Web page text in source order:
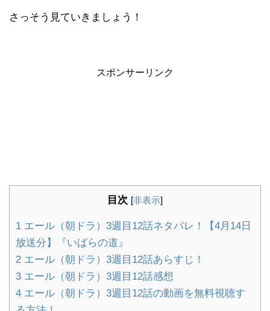
さっそう見ていきましょう！
スポンサーリンク
目次 [非表示]
1 エール（朝ドラ）3週目12話ネタバレ！【4月14日
放送分】『いばらの道』
2 エール（朝ドラ）3週目12話あらすじ！
3 エール（朝ドラ）3週目12話感想
4 エール（朝ドラ）3週目12話の動画を無料視聴す